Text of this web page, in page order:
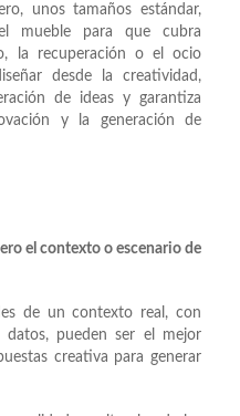
unos tamaños estándar,
mueble para que cubra
la recuperación o el ocio
desde la creatividad,
de ideas y garantiza
y la generación de
el contexto o escenario de
de un contexto real, con
datos, pueden ser el mejor
creativa para generar